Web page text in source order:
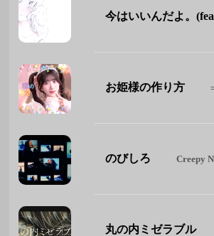
今はいいんだよ。
お姫様の作り方
のびしろ Creepy
丸の内ミゼラブル